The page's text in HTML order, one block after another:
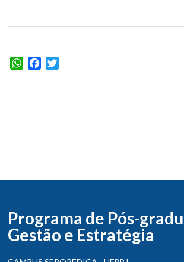
WhatsAppFacebook
Programa de Pós-
Gestão e Estratégia